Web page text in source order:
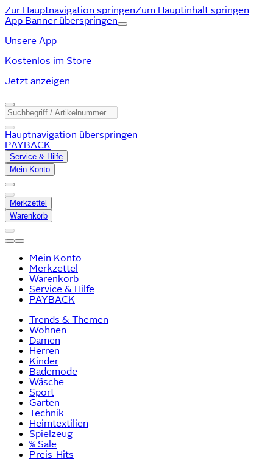
Zur Hauptnavigation springenZum Hauptinhalt springen
App Banner überspringen
Unsere App
Kostenlos im Store
Jetzt anzeigen
Hauptnavigation überspringen
PAYBACK
Service & Hilfe
Mein Konto
Merkzettel
Warenkorb
Mein Konto
Merkzettel
Warenkorb
Service & Hilfe
PAYBACK
Trends & Themen
Wohnen
Damen
Herren
Kinder
Bademode
Wäsche
Sport
Garten
Technik
Heimtextilien
Spielzeug
% Sale
Preis-Hits